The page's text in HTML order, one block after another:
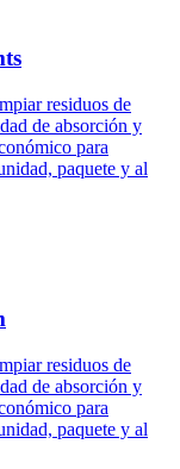
residuos de
de absorción y
para
paquete y al
residuos de
de absorción y
para
paquete y al